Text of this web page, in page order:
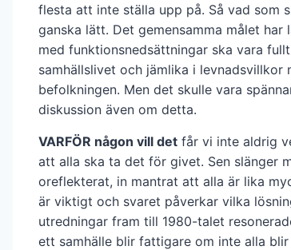
flesta att inte ställa upp på. Så vad som
ganska lätt. Det gemensamma målet
med funktionsnedsättningar ska vara
samhällslivet och jämlika i levnadsvillkor
befolkningen. Men det skulle vara
diskussion även om detta.
VARFÖR någon vill det får vi inte aldrig
att alla ska ta det för givet. Sen slänger
oreflekterat, in mantrat att alla är lika
är viktigt och svaret påverkar vilka
utredningar fram till 1980-talet
ett samhälle blir fattigare om inte alla